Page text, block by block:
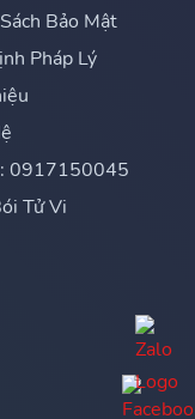
Bảo Mật
Pháp Lý
0917150045
Tử Vi